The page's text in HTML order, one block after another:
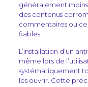
généralement
des contenus
commentaires ou
fiables.
L’installation d’un
même lors de
systématiquement
les ouvrir. Cette